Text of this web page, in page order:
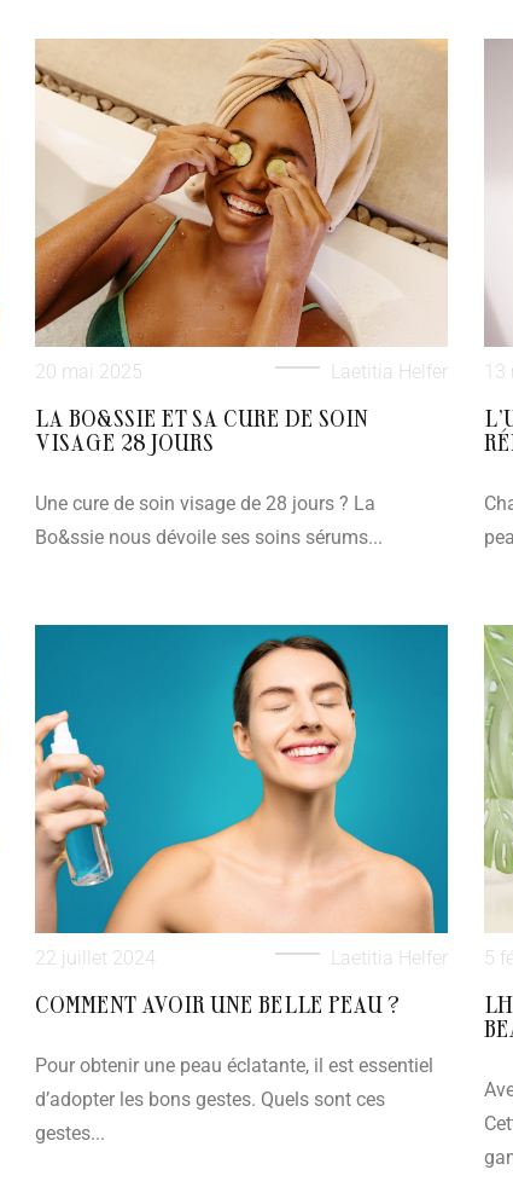
20 mai 2025 Laetitia Helfer
LA BO&SSIE ET SA CURE DE SOIN
VISAGE 28 JOURS
Une cure de soin visage de 28 jours ? La
Bo&ssie nous dévoile ses soins sérums...
13
22 juillet 2024 Laetitia Helfer
COMMENT AVOIR UNE BELLE PEAU ?
Pour obtenir une peau éclatante, il est essentiel
d’adopter les bons gestes. Quels sont ces
gestes...
5